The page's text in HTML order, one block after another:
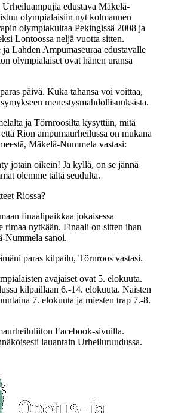
edustava Mäkelä-
olympialaisiin nyt kolmannen
olympiakultaa Pekingissä 2008 ja
Lontoossa neljä vuotta sitten.
Lahden Ampumaseuraa edustavalle
olympialaiset ovat hänen uransa
päivä. Kuka tahansa voi voittaa,
menestysmahdollisuuksista.
ja Törnroosilta kysyttiin, mitä
Rion ampumaurheilussa on mukana
Mäkelä-Nummela vastasi:
jotain oikein! Ja kyllä, on se jännä
olemme tältä seudulta.
Riossa?
finaalipaikkaa jokaisessa
rimaa nytkään. Finaali on sitten ihan
Nummela sanoi.
paras kilpailu, Törnroos vastasi.
avajaiset ovat 5. elokuuta.
kilpaillaan 6.-14. elokuuta. Naisten
7. elokuuta ja miesten trap 7.-8.
Facebook-sivuilla.
lauantain Urheiluruudussa.